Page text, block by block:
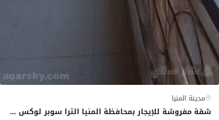
مدينة المنيا
شقة مفروشة للإيجار بمحافظة المنيا الترا سوبر لوكس لأصحاب الذوق